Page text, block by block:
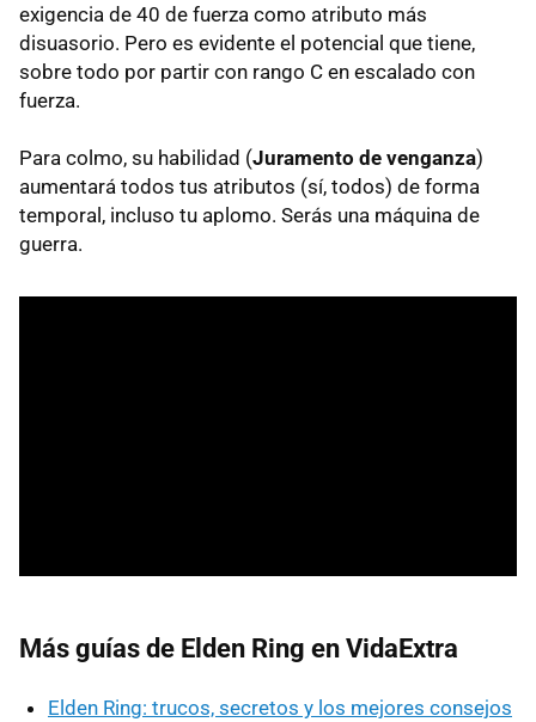
exigencia de 40 de fuerza como atributo más
disuasorio. Pero es evidente el potencial que tiene,
sobre todo por partir con rango C en escalado con
fuerza.
Para colmo, su habilidad (Juramento de venganza)
aumentará todos tus atributos (sí, todos) de forma
temporal, incluso tu aplomo. Serás una máquina de
guerra.
Más guías de Elden Ring en VidaExtra
Elden Ring: trucos, secretos y los mejores consejos